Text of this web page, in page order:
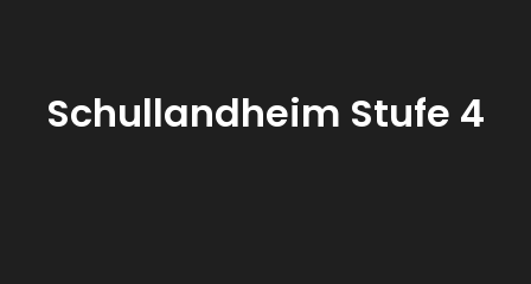
Schullandheim Stufe 4